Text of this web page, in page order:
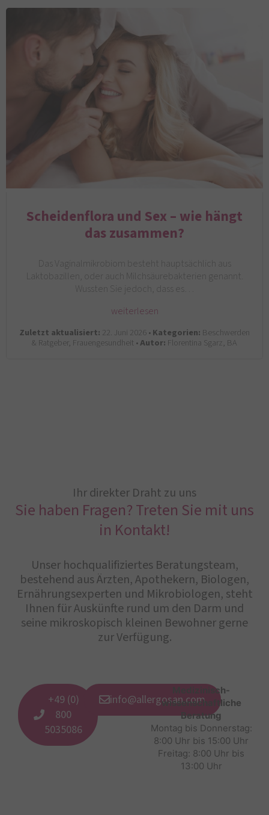
Scheidenflora und Sex – wie hängt
das zusammen?
Das Vaginalmikrobiom besteht hauptsächlich aus
Laktobazillen, oder auch Milchsäurebakterien genannt.
Wussten Sie jedoch, dass es…
weiterlesen
Zuletzt aktualisiert: 22. Juni 2026 •Kategorien: Beschwerden
& Ratgeber, Frauengesundheit •Autor: Florentina Sgarz, BA
Ihr direkter Draht zu uns
Sie haben Fragen? Treten Sie mit uns
in Kontakt!
Unser hochqualifiziertes Beratungsteam,
bestehend aus Ärzten, Apothekern, Biologen,
Ernährungsexperten und Mikrobiologen, steht
Ihnen für Auskünfte rund um den Darm und
seine mikroskopisch kleinen Bewohner gerne
zur Verfügung.
+49 (0)
800
5035086
info@allergosan.com
Medizinisch-
wissenschaftliche
Beratung
Montag bis Donnerstag:
8:00 Uhr bis 15:00 Uhr
Freitag: 8:00 Uhr bis
13:00 Uhr